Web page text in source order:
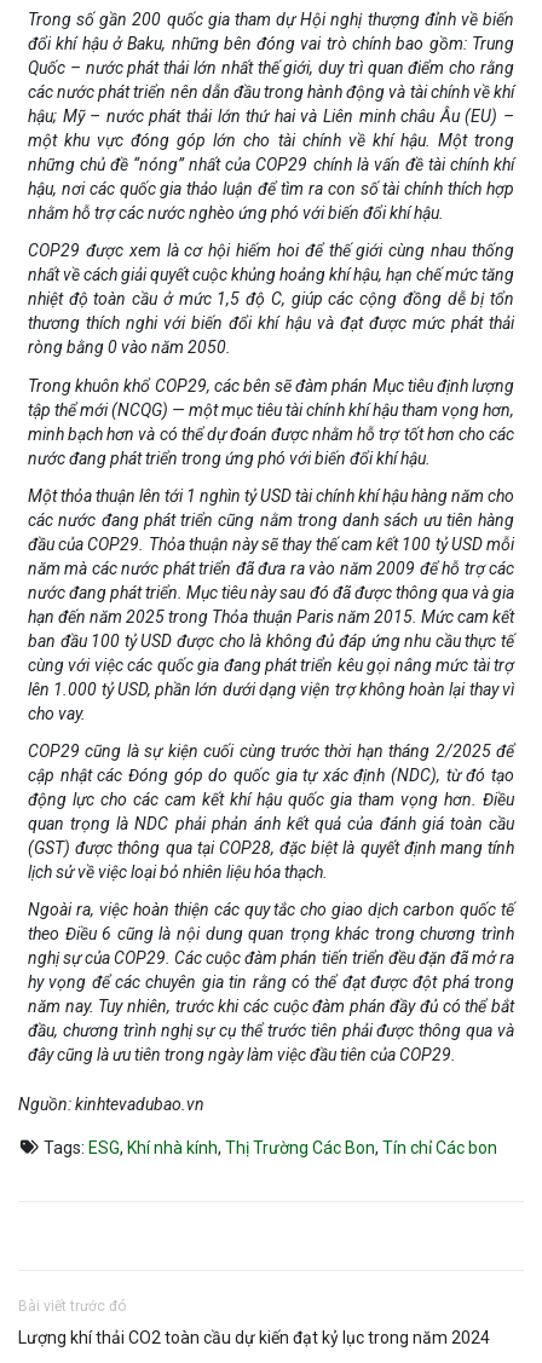
Trong số gần 200 quốc gia tham dự Hội nghị thượng đỉnh về biến
đổi khí hậu ở Baku, những bên đóng vai trò chính bao gồm: Trung
Quốc – nước phát thải lớn nhất thế giới, duy trì quan điểm cho rằng
các nước phát triển nên dẫn đầu trong hành động và tài chính về khí
hậu; Mỹ – nước phát thải lớn thứ hai và Liên minh châu Âu (EU) –
một khu vực đóng góp lớn cho tài chính về khí hậu. Một trong
những chủ đề “nóng” nhất của COP29 chính là vấn đề tài chính khí
hậu, nơi các quốc gia thảo luận để tìm ra con số tài chính thích hợp
nhằm hỗ trợ các nước nghèo ứng phó với biến đổi khí hậu.
COP29 được xem là cơ hội hiếm hoi để thế giới cùng nhau thống
nhất về cách giải quyết cuộc khủng hoảng khí hậu, hạn chế mức tăng
nhiệt độ toàn cầu ở mức 1,5 độ C, giúp các cộng đồng dễ bị tổn
thương thích nghi với biến đổi khí hậu và đạt được mức phát thải
ròng bằng 0 vào năm 2050.
Trong khuôn khổ COP29, các bên sẽ đàm phán Mục tiêu định lượng
tập thể mới (NCQG) — một mục tiêu tài chính khí hậu tham vọng hơn,
minh bạch hơn và có thể dự đoán được nhằm hỗ trợ tốt hơn cho các
nước đang phát triển trong ứng phó với biến đổi khí hậu.
Một thỏa thuận lên tới 1 nghìn tỷ USD tài chính khí hậu hàng năm cho
các nước đang phát triển cũng nằm trong danh sách ưu tiên hàng
đầu của COP29. Thỏa thuận này sẽ thay thế cam kết 100 tỷ USD mỗi
năm mà các nước phát triển đã đưa ra vào năm 2009 để hỗ trợ các
nước đang phát triển. Mục tiêu này sau đó đã được thông qua và gia
hạn đến năm 2025 trong Thỏa thuận Paris năm 2015. Mức cam kết
ban đầu 100 tỷ USD được cho là không đủ đáp ứng nhu cầu thực tế
cùng với việc các quốc gia đang phát triển kêu gọi nâng mức tài trợ
lên 1.000 tỷ USD, phần lớn dưới dạng viện trợ không hoàn lại thay vì
cho vay.
COP29 cũng là sự kiện cuối cùng trước thời hạn tháng 2/2025 để
cập nhật các Đóng góp do quốc gia tự xác định (NDC), từ đó tạo
động lực cho các cam kết khí hậu quốc gia tham vọng hơn. Điều
quan trọng là NDC phải phản ánh kết quả của đánh giá toàn cầu
(GST) được thông qua tại COP28, đặc biệt là quyết định mang tính
lịch sử về việc loại bỏ nhiên liệu hóa thạch.
Ngoài ra, việc hoàn thiện các quy tắc cho giao dịch carbon quốc tế
theo Điều 6 cũng là nội dung quan trọng khác trong chương trình
nghị sự của COP29. Các cuộc đàm phán tiến triển đều đặn đã mở ra
hy vọng để các chuyên gia tin rằng có thể đạt được đột phá trong
năm nay. Tuy nhiên, trước khi các cuộc đàm phán đầy đủ có thể bắt
đầu, chương trình nghị sự cụ thể trước tiên phải được thông qua và
đây cũng là ưu tiên trong ngày làm việc đầu tiên của COP29.
Nguồn: kinhtevadubao.vn
Tags: ESG, Khí nhà kính, Thị Trường Các Bon, Tín chỉ Các bon
Bài viết trước đó
Lượng khí thải CO2 toàn cầu dự kiến đạt kỷ lục trong năm 2024